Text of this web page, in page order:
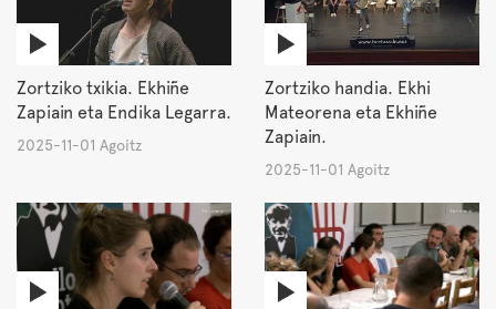
Zortziko txikia. Ekhiñe
Zapiain eta Endika Legarra.
2025-11-01 Agoitz
Zortziko handia. Ekhi
Mateorena eta Ekhiñe
Zapiain.
2025-11-01 Agoitz